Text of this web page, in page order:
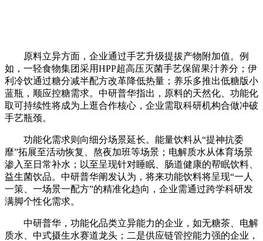
原料立异方面，企业通过手艺升级提拔产物附加值。例
如，一轻食物集团采用HPP超高压灭菌手艺保留果汁养分；伊
利冷饮通过糖分减半配方改革降低热量；养乐多推出低糖版小
蓝瓶，顺应控糖需求。中研普华指出，原料的天然化、功能化
取可持续性将成为上逛合作核心，企业需取科研机构合做冲破
手艺瓶颈。
功能化需求则向细分场景延长。能量饮料从“提神抗委
靡”拓展至活动恢复、熬夜加班等场景；电解质水从体育场景
渗入至日常补水；以至呈现针对睡眠、肠道健康的帮眠饮料、
益生菌饮品。中研普华阐发认为，将来功能饮料将呈现“一人
一策、一场景一配方”的精准化趋向，企业需通过跨学科研发
满脚个性化需求。
中研普华，功能化品类立异能力的企业，如无糖茶、电解
质水、中式摄生水赛道龙头；二是供应链管控能力强的企业，